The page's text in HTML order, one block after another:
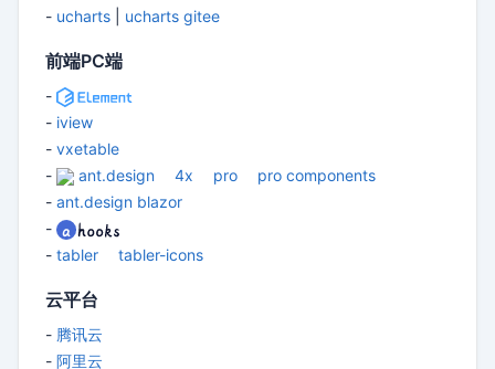
- ucharts ucharts gitee
前端PC端
-
- iview
- vxetable
-
ant.design 4x pro
pro components
- ant.design blazor
-
- tabler tabler-icons
云平台
- 腾讯云
- 阿里云